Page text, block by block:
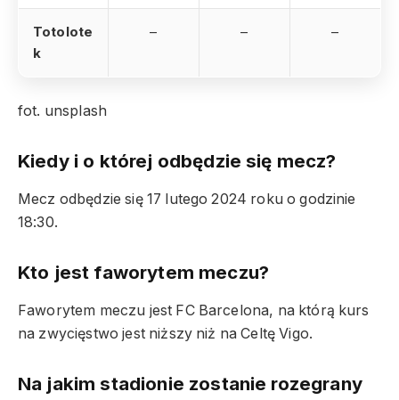
Totolote
k
– – –
fot. unsplash
Kiedy i o której odbędzie się mecz?
Mecz odbędzie się 17 lutego 2024 roku o godzinie
18:30.
Kto jest faworytem meczu?
Faworytem meczu jest FC Barcelona, na którą kurs
na zwycięstwo jest niższy niż na Celtę Vigo.
Na jakim stadionie zostanie rozegrany